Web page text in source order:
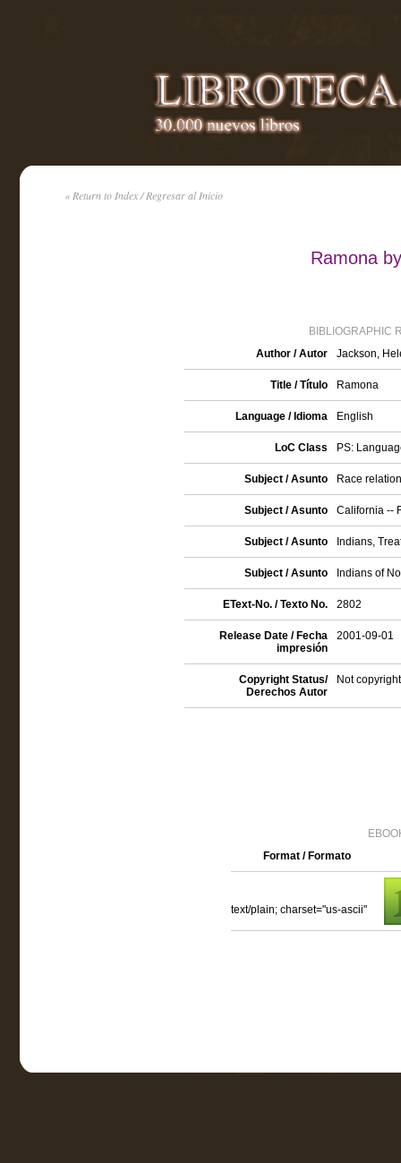
« Return to Index / Regresar al Inicio
Ramona
BIBLIOGRAPHIC
Author / Autor
Jackson,
Title / Título Ramona
Language / Idioma English
LoC Class PS:
Subject / Asunto Race
Subject / Asunto California --
Subject / Asunto Indians,
Subject / Asunto Indians of
EText-No. / Texto No. 2802
Release Date / Fecha
impresión
2001-09-01
Copyright Status/
Derechos Autor
Not
Format / Formato
text/plain; charset="us-ascii"